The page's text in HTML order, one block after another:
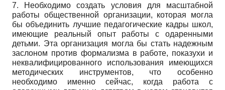
7. Необходимо создать условия для масштабной
работы общественной организации, которая могла
бы объединить лучшие педагогические кадры школ,
имеющие реальный опыт работы с одаренными
детьми. Эта организация могла бы стать надежным
заслоном против формализма в работе, показухи и
неквалифицированного использования имеющихся
методических инструментов, что особенно
необходимо именно сейчас, когда работа с